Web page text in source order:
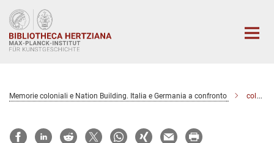
Hauptinhalt
Memorie coloniali e Nation Building. Italia e Germania a confronto colonialismo102023